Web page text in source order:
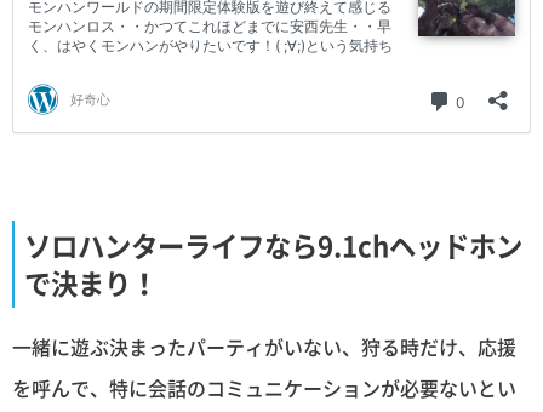
ソロハンターライフなら9.1chヘッドホン
で決まり！
一緒に遊ぶ決まったパーティがいない、狩る時だけ、応援
を呼んで、特に会話のコミュニケーションが必要ないとい